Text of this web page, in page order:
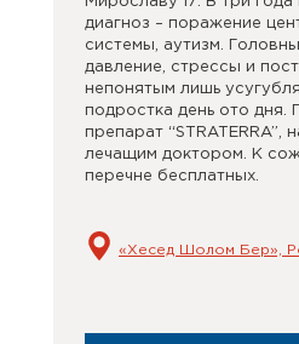
диагноз – поражение
системы, аутизм.
давление, стрессы и
непонятым лишь
подростка день ото дня.
препарат “STRATERRA”,
лечащим доктором. К
перечне бесплатных.
«Хесед Шолом Бер»,